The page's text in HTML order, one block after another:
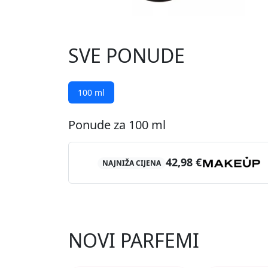
SVE PONUDE
100 ml
Ponude za 100 ml
NAJNIŽA CIJENA 42,98 €
NOVI PARFEMI